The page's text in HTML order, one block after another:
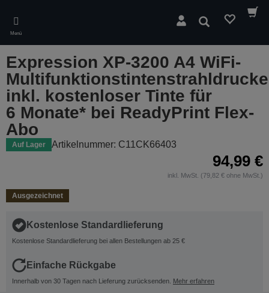
main
content
Menü
Suchen
Expression XP-3200 A4 WiFi-
inkl. kostenloser Tinte für
6 Monate* bei ReadyPrint Flex-
Abo
Auf Lager Artikelnummer: C11CK66403
94,99 €
inkl. MwSt. (79,82 € ohne MwSt.)
Ausgezeichnet
Kostenlose Standardlieferung
Kostenlose Standardlieferung bei allen Bestellungen ab 25 €
Einfache Rückgabe
Innerhalb von 30 Tagen nach Lieferung zurücksenden. Mehr erfahren